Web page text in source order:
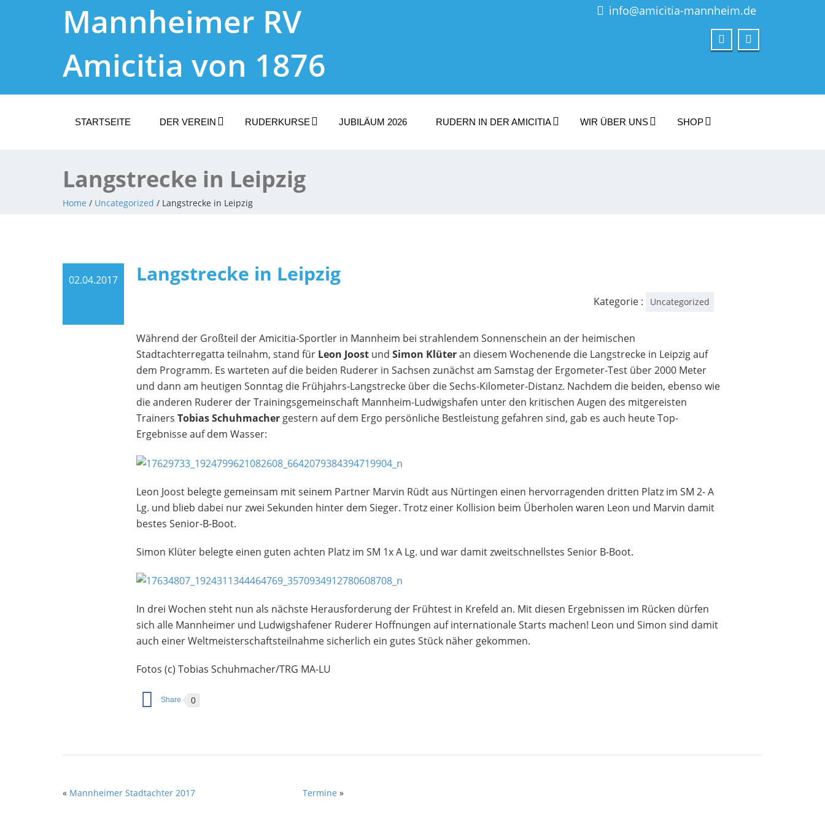
Mannheimer RV
Amicitia von 1876
info@amicitia-mannheim.de
STARTSEITE DER VEREIN RUDERKURSE JUBILÄUM 2026 RUDERN IN DER AMICITIA WIR ÜBER UNS SHOP
Langstrecke in Leipzig
Home / Uncategorized / Langstrecke in Leipzig
02.04.2017 Langstrecke in Leipzig
Kategorie : Uncategorized
Während der Großteil der Amicitia-Sportler in Mannheim bei strahlendem Sonnenschein an der heimischen
Stadtachterregatta teilnahm, stand für Leon Joost und Simon Klüteran diesem Wochenende die Langstrecke in Leipzig auf
dem Programm. Es warteten auf die beiden Ruderer in Sachsen zunächst am Samstag der Ergometer-Test über 2000 Meter
und dann am heutigen Sonntag die Frühjahrs-Langstrecke über die Sechs-Kilometer-Distanz. Nachdem die beiden, ebenso wie
die anderen Ruderer der Trainingsgemeinschaft Mannheim-Ludwigshafen unter den kritischen Augen des mitgereisten
Trainers Tobias Schuhmacher gestern auf dem Ergo persönliche Bestleistung gefahren sind, gab es auch heute Top-
Ergebnisse auf dem Wasser:
Leon Joost belegte gemeinsam mit seinem Partner Marvin Rüdt aus Nürtingen einen hervorragenden dritten Platz im SM 2- A
Lg. und blieb dabei nur zwei Sekunden hinter dem Sieger. Trotz einer Kollision beim Überholen waren Leon und Marvin damit
bestes Senior-B-Boot.
Simon Klüter belegte einen guten achten Platz im SM 1x A Lg. und war damit zweitschnellstes Senior B-Boot.
In drei Wochen steht nun als nächste Herausforderung der Frühtest in Krefeld an. Mit diesen Ergebnissen im Rücken dürfen
sich alle Mannheimer und Ludwigshafener Ruderer Hoffnungen auf internationale Starts machen! Leon und Simon sind damit
auch einer Weltmeisterschaftsteilnahme sicherlich ein gutes Stück näher gekommen.
Fotos (c) Tobias Schuhmacher/TRG MA-LU
0
« Mannheimer Stadtachter 2017 Termine »